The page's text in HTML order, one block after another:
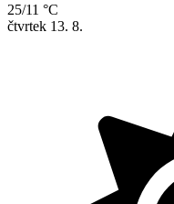
25/11 °C
čtvrtek 13. 8.